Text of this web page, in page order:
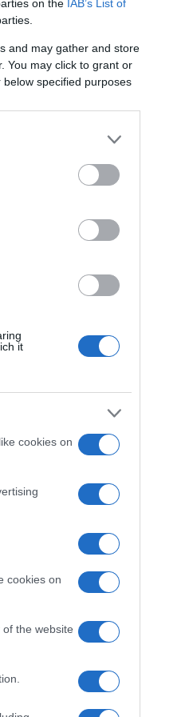
on the IAB’s List of
and may gather and store
You may click to grant or
specified purposes
it
cookies on
cookies on
the website
ΣΧΕΤΙΚΑ
Ναύπλιο: Στον
ανακριτή οι δύο
58χρονου
– “Δολοφόνοι”
φώναζε κόσμος
από το δικαστήριο
Έγκλημα στη
διασώστριας του
Σύρος: “Νόμιζε
σύζυγός μου ήταν
μόνη” – Η
του 41χρονου
φονικό με θύμα τη
διασώστρια του
Έγκλημα στη
κατ’ οίκον
ο 41χρονος,
με όρους η
του – Τι